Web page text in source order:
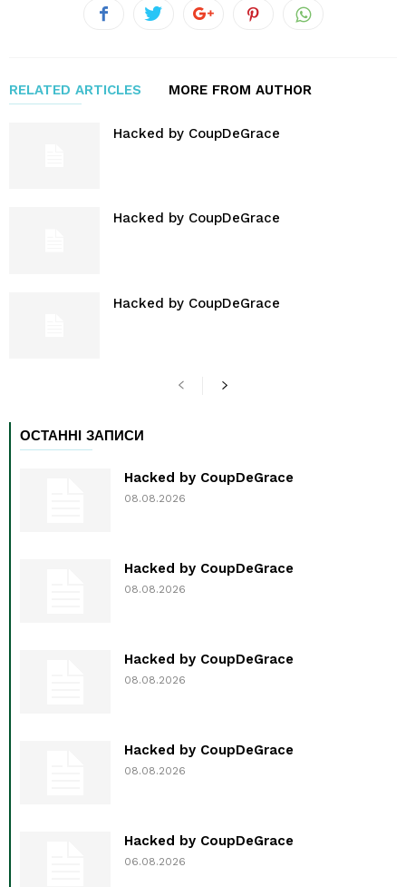
RELATED ARTICLES MORE FROM AUTHOR
Hacked by CoupDeGrace
Hacked by CoupDeGrace
Hacked by CoupDeGrace
ОСТАННІ ЗАПИСИ
Hacked by CoupDeGrace
08.08.2026
Hacked by CoupDeGrace
08.08.2026
Hacked by CoupDeGrace
08.08.2026
Hacked by CoupDeGrace
08.08.2026
Hacked by CoupDeGrace
06.08.2026